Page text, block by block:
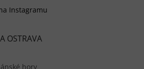
Instagramu
OSTRAVA
hory